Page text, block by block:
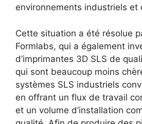
environnements industriels et
Cette situation a été résolue
Formlabs, qui a également
d’imprimantes 3D SLS de
qui sont beaucoup moins
systèmes SLS industriels
en offrant un flux de travail
et un volume d’installation